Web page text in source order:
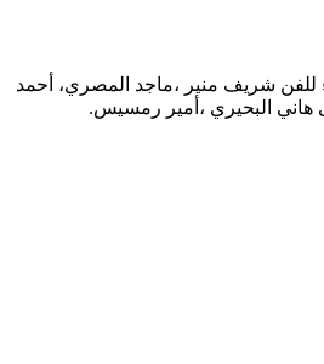
للفن شريف منير ،ماجد المصري، أحمد
هاني البحيري ،أمير رمسيس.